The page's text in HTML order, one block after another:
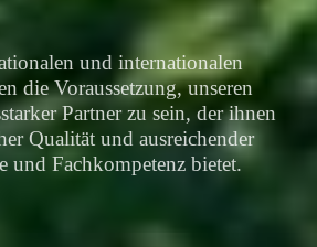
und internationalen
die Voraussetzung, unseren
Partner zu sein, der ihnen
Qualität und ausreichender
und Fachkompetenz bietet.